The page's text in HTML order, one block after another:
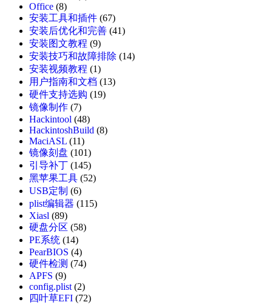
Office (8)
安装工具和插件 (67)
安装后优化和完善 (41)
安装图文教程 (9)
安装技巧和故障排除 (14)
安装视频教程 (1)
用户指南和文档 (13)
硬件支持选购 (19)
镜像制作 (7)
Hackintool (48)
HackintoshBuild (8)
MaciASL (11)
镜像刻盘 (101)
引导补丁 (145)
黑苹果工具 (52)
USB定制 (6)
plist编辑器 (115)
Xiasl (89)
硬盘分区 (58)
PE系统 (14)
PearBIOS (4)
硬件检测 (74)
APFS (9)
config.plist(2)
四叶草EFI (72)